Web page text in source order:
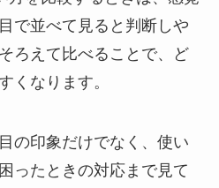
で並べて見ると判断しや
ろえて比べることで、ど
くなります。
の印象だけでなく、使い
ったときの対応まで見て